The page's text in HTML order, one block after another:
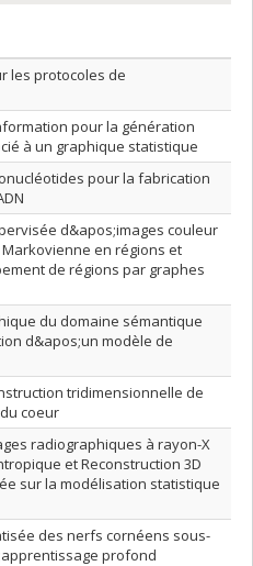
order
les protocoles de
pour la génération
à un graphique statistique
pour la fabrication
d&apos;images couleur
en régions et
de régions par graphes
du domaine sémantique
d&apos;un modèle de
tridimensionnelle de
coeur
radiographiques à rayon-X
et Reconstruction 3D
sur la modélisation statistique
des nerfs cornéens sous-
profond